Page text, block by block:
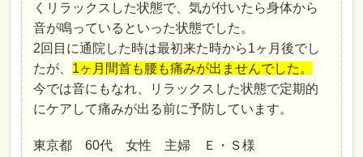
くリラックスした状態で、気が付いたら身体から
音が鳴っているといった状態でした。
2回目に通院した時は最初来た時から1ヶ月後でし
たが、 1ヶ月間首も腰も痛みが出ませんでした。
今では音にもなれ、リラックスした状態で定期的
にケアして痛みが出る前に予防しています。
東京都 60代 女性 主婦 Ｅ・Ｓ様